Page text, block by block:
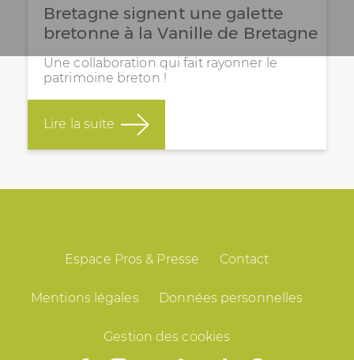
Bretagne signent une galette
bretonne à la Vanille de Bretagne
Une collaboration qui fait rayonner le
patrimoine breton !
Lire la suite
Espace Pros & Presse Contact
Mentions légales Données personnelles
Gestion des cookies